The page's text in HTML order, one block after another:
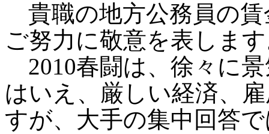
貴職の地方公務員の賃
ご努力に敬意を表しま
2010春闘は、徐々に
はいえ、厳しい経済、
すが、大手の集中回答